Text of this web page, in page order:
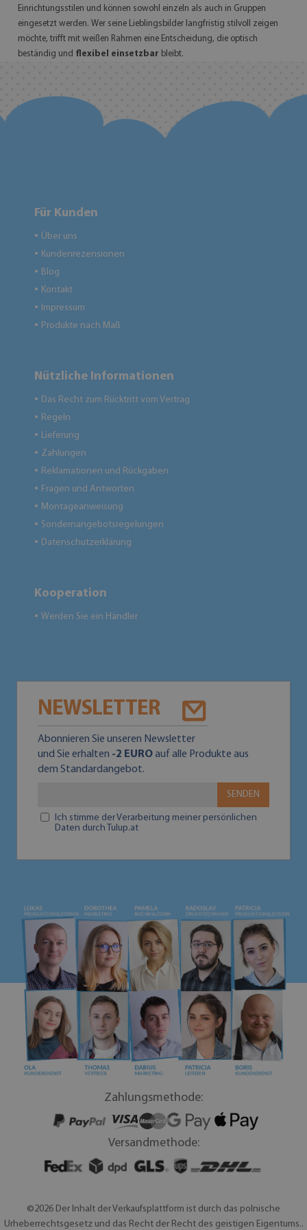
Einrichtungsstilen und können sowohl einzeln als auch in Gruppen
eingesetzt werden. Wer seine Lieblingsbilder langfristig stilvoll zeigen
möchte, trifft mit weißen Rahmen eine Entscheidung, die optisch
beständig und flexibel einsetzbar bleibt.
Für Kunden
● Über uns
● Kundenrezensionen
● Blog
● Kontakt
● Impressum
● Produkte nach Maß
Nützliche Informationen
● Das Recht zum Rücktritt vom Vertrag
● Regeln
● Lieferung
● Zahlungen
● Reklamationen und Rückgaben
● Fragen und Antworten
● Montageanweisung
● Sondernangebotsregelungen
● Datenschutzerklärung
Kooperation
● Werden Sie ein Händler
NEWSLETTER
Abonnieren Sie unseren Newsletter
und Sie erhalten -2 EUROauf alle Produkte aus
dem Standardangebot.
SENDEN
Ich stimme der Verarbeitung meiner persönlichen
Daten durch Tulup.at
Zahlungsmethode:
Versandmethode:
©2026 Der Inhalt der Verkaufsplattform ist durch das polnische
Urheberrechtsgesetz und das Recht der Recht des geistigen Eigentums..